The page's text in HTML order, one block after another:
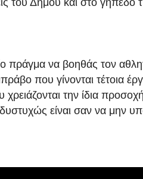
του Δήμου και στο γήπεδο
πράγμα να βοηθάς τον
που γίνονται τέτοια
την ίδια
είναι σαν να μην